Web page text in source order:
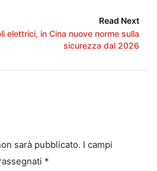
Read Next
elettrici, in Cina nuove norme sulla
sicurezza dal 2026
sarà pubblicato. I campi
*